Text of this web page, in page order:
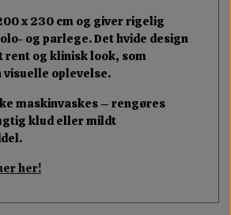
x 230 cm og giver rigelig
og parlege. Det hvide design
og klinisk look, som
oplevelse.
maskinvaskes – rengøres
klud eller mildt
her!